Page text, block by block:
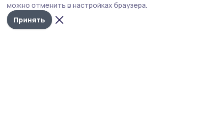
можно отменить в настройках браузера.
Принять